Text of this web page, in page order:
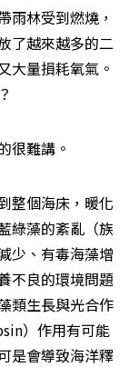
雨林受到燃燒，
了越來越多的二
大量損耗氧氣。
很難講。
整個海床，暖化
綠藻的紊亂（族
少、有毒海藻增
不良的環境問題
類生長與光合作
）作用有可能
是會導致海洋釋